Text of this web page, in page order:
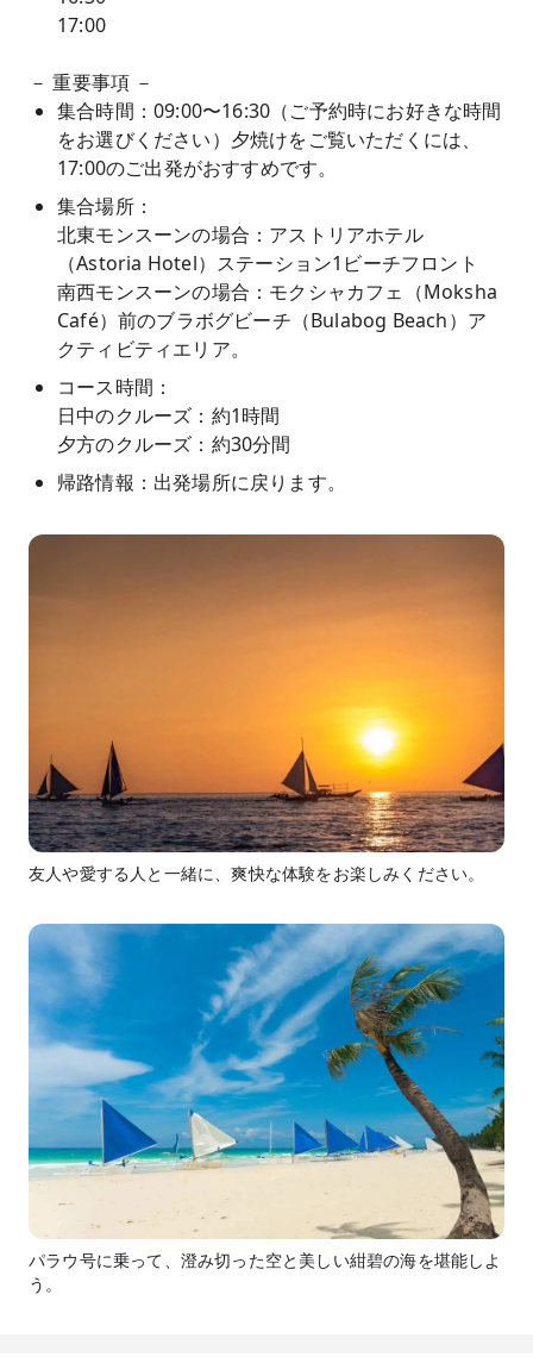
17:00
－ 重要事項 －
集合時間：09:00〜16:30（ご予約時にお好きな時間
をお選びください）夕焼けをご覧いただくには、
17:00のご出発がおすすめです。
集合場所：
北東モンスーンの場合：アストリアホテル
（Astoria Hotel）ステーション1ビーチフロント
南西モンスーンの場合：モクシャカフェ（Moksha
Café）前のブラボグビーチ（Bulabog Beach）ア
クティビティエリア。
コース時間：
日中のクルーズ：約1時間
夕方のクルーズ：約30分間
帰路情報：出発場所に戻ります。
友人や愛する人と一緒に、爽快な体験をお楽しみください。
パラウ号に乗って、澄み切った空と美しい紺碧の海を堪能しよ
う。